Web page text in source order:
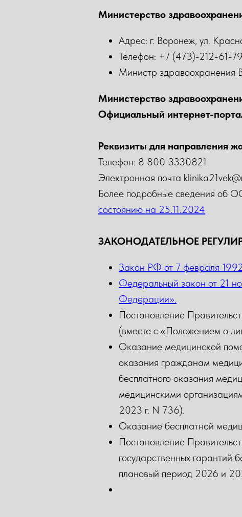
Министерство
Адрес: г. Воронеж, ул.
Телефон: +7 (473)-212-61-79
Министр здравоохранения
Министерство
Официальный интернет-
Реквизиты для направления
Телефон: 8 800 3330821
Электронная почта
Более подробные сведения об
состоянию на 25.11.2024
ЗАКОНОДАТЕЛЬНОЕ
Закон РФ от 7 февраля
Федеральный закон от 21
Федерации».
Постановление
(вместе с «Положением о
Оказание медицинской
оказания гражданам
бесплатного оказания
медицинскими
2023 г. N 736).
Оказание бесплатной
Постановление
государственных
плановый период 2026 и